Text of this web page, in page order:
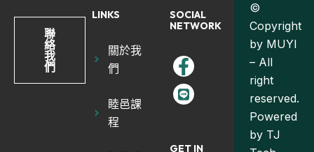
聯
絡
我
們
LINKS
關於我
們
睦邑課
程
SOCIAL
NETWORK
GET IN
©
Copyright
by MUYI
– All
right
reserved.
Powered
by TJ